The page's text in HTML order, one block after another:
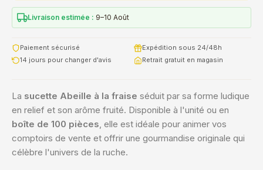
Livraison estimée : 9–10 Août
Paiement sécurisé
Expédition sous 24/48h
14 jours pour changer d'avis
Retrait gratuit en magasin
La sucette Abeille à la fraise séduit par sa forme ludique
en relief et son arôme fruité. Disponible à l'unité ou en
boîte de 100 pièces, elle est idéale pour animer vos
comptoirs de vente et offrir une gourmandise originale qui
célèbre l'univers de la ruche.